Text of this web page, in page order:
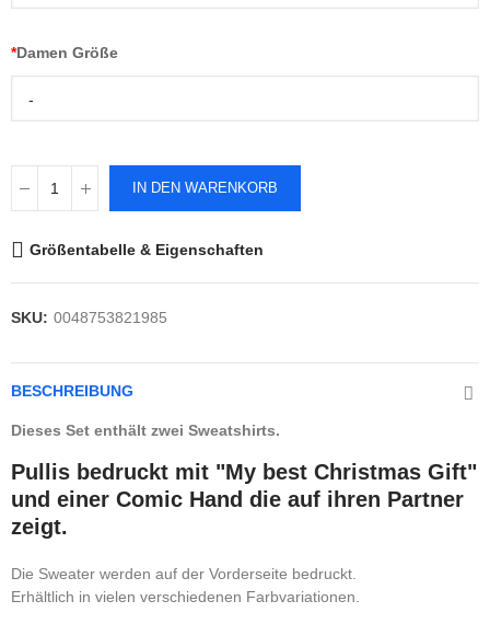
*Damen Größe
-
IN DEN WARENKORB
Größentabelle & Eigenschaften
SKU: 0048753821985
BESCHREIBUNG
Dieses Set enthält zwei Sweatshirts.
Pullis bedruckt mit "My best Christmas Gift"
und einer Comic Hand die auf ihren Partner
zeigt.
Die Sweater werden auf der Vorderseite bedruckt.
Erhältlich in vielen verschiedenen Farbvariationen.